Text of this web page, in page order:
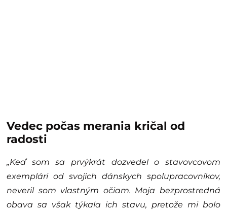
Vedec počas merania kričal od
radosti
„Keď som sa prvýkrát dozvedel o stavovcovom
exemplári od svojich dánskych spolupracovníkov,
neveril som vlastným očiam. Moja bezprostredná
obava sa však týkala ich stavu, pretože mi bolo